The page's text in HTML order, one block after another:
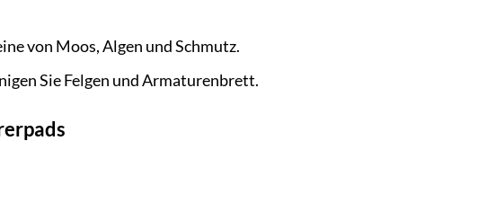
von Moos, Algen und Schmutz.
Sie Felgen und Armaturenbrett.